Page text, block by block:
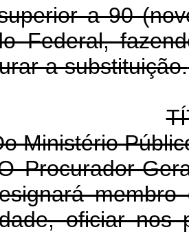
a 90
Federal,
a substituição.
Ministério
Procurador-
oficiar nos